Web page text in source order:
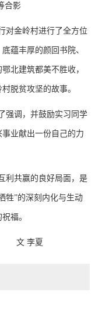
合影
对金岭村进行了全方位
蕴丰厚的颜回书院、
鄂北建筑都美不胜收，
村脱贫攻坚的故事。
强调，并鼓励实习同学
业献出一份自己的力
利共赢的良好局面，是
牲”的深刻内化与生动
福。
文李夏